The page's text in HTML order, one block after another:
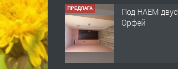
ПРЕДЛАГА
Под НАЕМ
Орфей